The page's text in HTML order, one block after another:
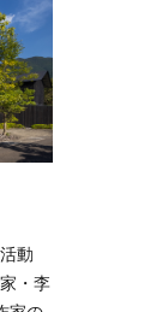
動
・李